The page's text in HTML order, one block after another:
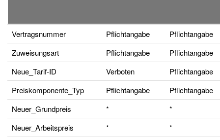
Vertragsnummer Pflichtangabe
Pflichtangabe
Zuweisungsart
Pflichtangabe
Pflichtangabe
Neue_Tarif-ID
Verboten
Pflichtangabe
Preiskomponente_Typ
Pflichtangabe
Pflichtangabe
Neuer_Grundpreis
*
*
Neuer_Arbeitspreis
*
*